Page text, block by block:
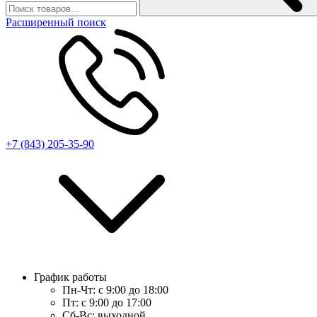
Расширенный поиск
+7 (843) 205-35-90
График работы
Пн-Чт: с 9:00 до 18:00
Пт: с 9:00 до 17:00